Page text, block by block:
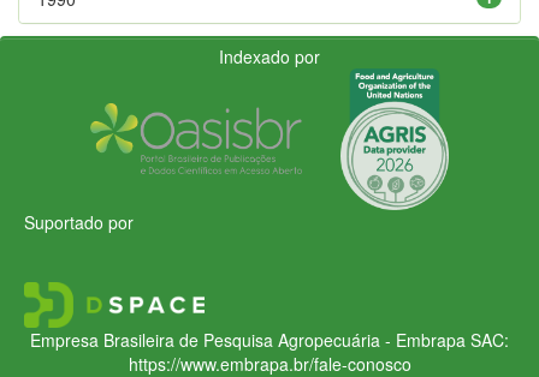
Indexado por
Suportado por
Empresa Brasileira de Pesquisa Agropecuária - Embrapa SAC:
https://www.embrapa.br/fale-conosco